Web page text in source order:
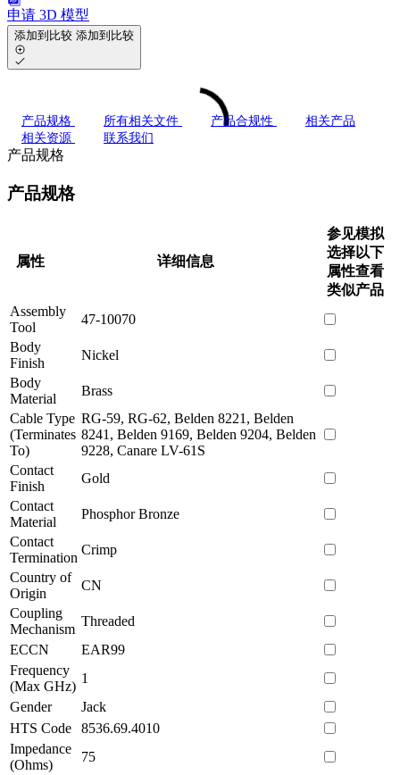
申请 3D 模型
添加到比较 添加到比较
产品规格 所有相关文件 产品合规性
相关产品
相关资源
联系我们
产品规格
产品规格
属性 详细信息
参见模拟
选择以下
属性查看
类似产品
Assembly
Tool
47-10070
Body
Finish
Nickel
Body
Material
Brass
Cable Type
(Terminates
To)
RG-59, RG-62, Belden 8221, Belden
8241, Belden 9169, Belden 9204, Belden
9228, Canare LV-61S
Contact
Finish
Gold
Contact
Material
Phosphor Bronze
Contact
Termination
Crimp
Country of
Origin
CN
Coupling
Mechanism
Threaded
ECCN
EAR99
Frequency
(Max GHz)
1
Gender
Jack
HTS Code
8536.69.4010
Impedance
(Ohms)
75